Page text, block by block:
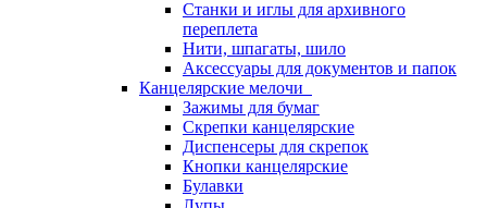
Станки и иглы для архивного
переплета
Нити, шпагаты, шило
Аксессуары для документов и папок
Канцелярские мелочи
Зажимы для бумаг
Скрепки канцелярские
Диспенсеры для скрепок
Кнопки канцелярские
Булавки